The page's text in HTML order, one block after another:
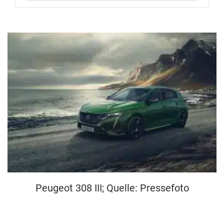
Peugeot 308 III; Quelle: Pressefoto